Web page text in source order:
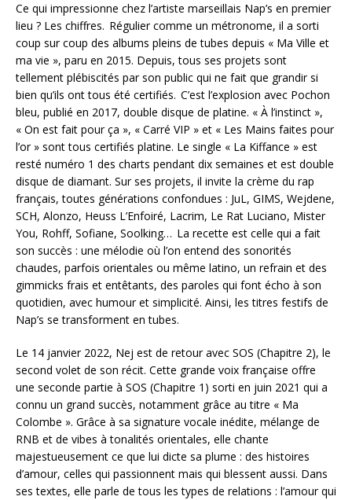
Ce qui impressionne chez l’artiste marseillais Nap’s en premier
lieu ? Les chiffres. Régulier comme un métronome, il a sorti
coup sur coup des albums pleins de tubes depuis « Ma Ville et
ma vie », paru en 2015. Depuis, tous ses projets sont
tellement plébiscités par son public qui ne fait que grandir si
bien qu’ils ont tous été certifiés. C’est l’explosion avec Pochon
bleu, publié en 2017, double disque de platine. « À l’instinct »,
« On est fait pour ça », « Carré VIP » et « Les Mains faites pour
l’or » sont tous certifiés platine. Le single « La Kiffance » est
resté numéro 1 des charts pendant dix semaines et est double
disque de diamant. Sur ses projets, il invite la crème du rap
français, toutes générations confondues : JuL, GIMS, Wejdene,
SCH, Alonzo, Heuss L’Enfoiré, Lacrim, Le Rat Luciano, Mister
You, Rohff, Sofiane, Soolking… La recette est celle qui a fait
son succès : une mélodie où l’on entend des sonorités
chaudes, parfois orientales ou même latino, un refrain et des
gimmicks frais et entêtants, des paroles qui font écho à son
quotidien, avec humour et simplicité. Ainsi, les titres festifs de
Nap’s se transforment en tubes.
Le 14 janvier 2022, Nej est de retour avec SOS (Chapitre 2), le
second volet de son récit. Cette grande voix française offre
une seconde partie à SOS (Chapitre 1) sorti en juin 2021 qui a
connu un grand succès, notamment grâce au titre « Ma
Colombe ». Grâce à sa signature vocale inédite, mélange de
RNB et de vibes à tonalités orientales, elle chante
majestueusement ce que lui dicte sa plume : des histoires
d’amour, celles qui passionnent mais qui blessent aussi. Dans
ses textes, elle parle de tous les types de relations : l’amour qui